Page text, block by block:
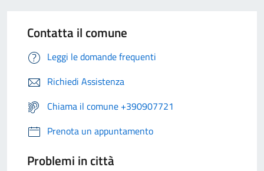
Contatta il comune
Leggi le domande frequenti
Richiedi Assistenza
Chiama il comune +390907721
Prenota un appuntamento
Problemi in città